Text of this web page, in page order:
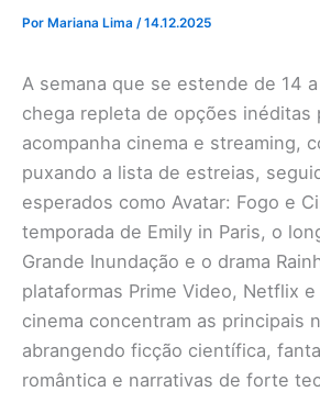
Por Mariana Lima /14.12.2025
A semana que se estende de 14
chega repleta de opções inéditas
acompanha cinema e streaming,
puxando a lista de estreias,
esperados como Avatar: Fogo e
temporada de Emily in Paris, o
Grande Inundação e o drama
plataformas Prime Video, Netflix e
cinema concentram as principais
abrangendo ficção científica,
romântica e narrativas de forte